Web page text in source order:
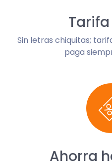
Sin letras chiquitas;
paga
Ahorra